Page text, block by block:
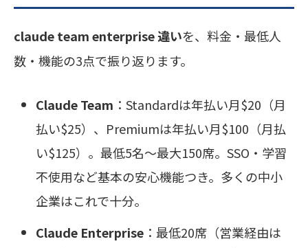
claude team enterprise 違いを、料金・最低人
数・機能の3点で振り返ります。
Claude Team ：Standardは年払い月$20（月
払い$25）、Premiumは年払い月$100（月払
い$125）。最低5名〜最大150席。SSO・学習
不使用など基本の安心機能つき。多くの中小
企業はこれで十分。
Claude Enterprise ：最低20席（営業経由は